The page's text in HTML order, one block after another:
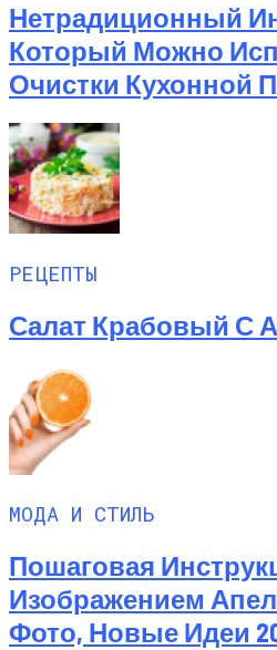
Нетрадиционный
Который Можно
Очистки Кухонной
РЕЦЕПТЫ
Салат Крабовый С
МОДА И СТИЛЬ
Пошаговая
Изображением
Фото, Новые Идеи